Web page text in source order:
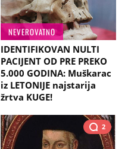
NEVEROVATNO
IDENTIFIKOVAN NULTI
PACIJENT OD PRE PREKO
5.000 GODINA: Muškarac
iz LETONIJE najstarija
žrtva KUGE!
2